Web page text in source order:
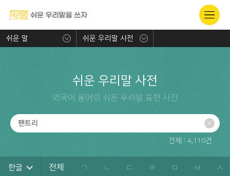
쉬운 말 쉬운 우리말 사전
쉬운 우리말 사전
외국어 용어의 쉬운 우리말 표현 사전
전체 : 4,110건
한글 전체 ㄱ ㄴ ㄷ ㄹ ㅁ ㅂ ㅅ